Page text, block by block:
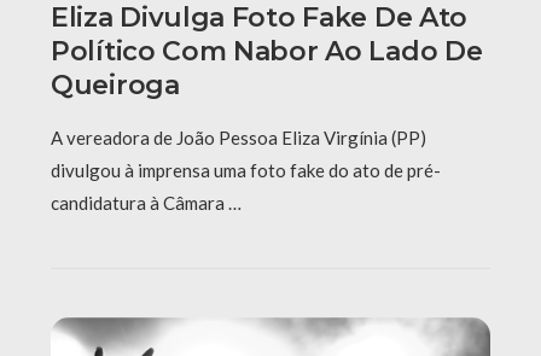
Eliza Divulga Foto Fake De Ato
Político Com Nabor Ao Lado De
Queiroga
A vereadora de João Pessoa Eliza Virgínia (PP)
divulgou à imprensa uma foto fake do ato de pré-
candidatura à Câmara …